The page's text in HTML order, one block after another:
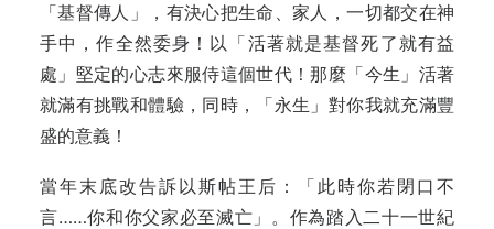
「基督傳人」，有決心把生命、家人，一切都交在神
手中，作全然委身！以「活著就是基督死了就有益
處」堅定的心志來服侍這個世代！那麼「今生」活著
就滿有挑戰和體驗，同時，「永生」對你我就充滿豐
盛的意義！
當年末底改告訴以斯帖王后：「此時你若閉口不
言……你和你父家必至滅亡」。作為踏入二十一世紀